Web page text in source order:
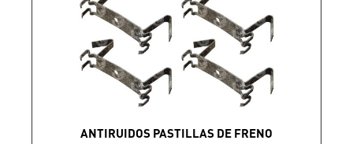
ANTIRUIDOS PASTILLAS DE FRENO